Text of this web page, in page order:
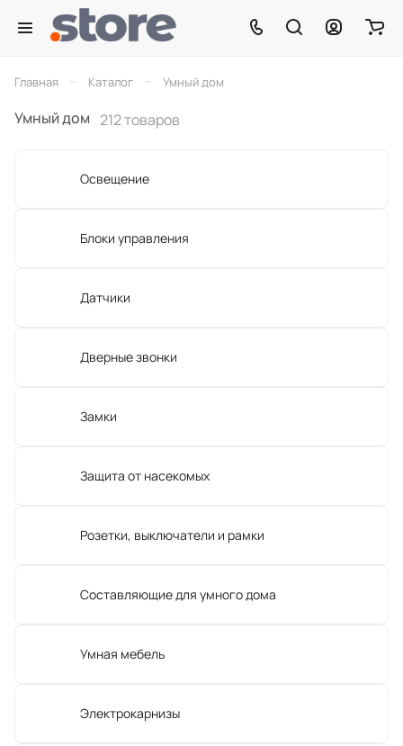
Главная Каталог Умный дом
Умный дом 212 товаров
Освещение
Блоки управления
Датчики
Дверные звонки
Замки
Защита от насекомых
Розетки, выключатели и рамки
Составляющие для умного дома
Умная мебель
Электрокарнизы